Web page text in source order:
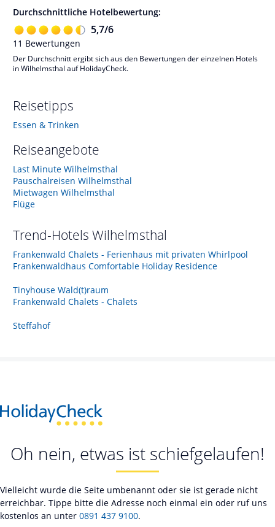
Durchschnittliche Hotelbewertung:
5,7/6
11 Bewertungen
Der Durchschnitt ergibt sich aus den Bewertungen der einzelnen Hotels
in Wilhelmsthal auf HolidayCheck.
Reisetipps
Essen & Trinken
Reiseangebote
Last Minute Wilhelmsthal
Pauschalreisen Wilhelmsthal
Mietwagen Wilhelmsthal
Flüge
Trend-Hotels Wilhelmsthal
Frankenwald Chalets - Ferienhaus mit privaten Whirlpool
Frankenwaldhaus Comfortable Holiday Residence
Tinyhouse Wald(t)raum
Frankenwald Chalets - Chalets
Steffahof
Oh nein, etwas ist schiefgelaufen!
Vielleicht wurde die Seite umbenannt oder sie ist gerade nicht
erreichbar. Tippe bitte die Adresse noch einmal ein oder ruf uns
kostenlos an unter 0891 437 9100.